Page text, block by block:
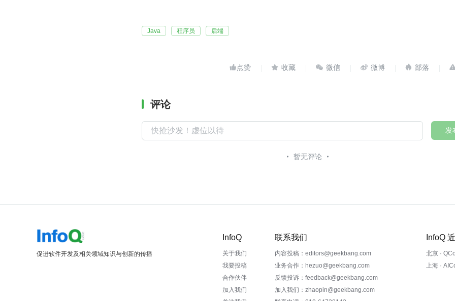
Java 程序员 后端
    
评论
发
暂无评论
促进软件开发及相关领域知识与创新的传播
InfoQ
关于我们
我要投稿
合作伙伴
加入我们
联系我们
内容投稿：editors@geekbang.com
业务合作：hezuo@geekbang.com
反馈投诉：feedback@geekbang.com
加入我们：zhaopin@geekbang.com
InfoQ
北京 ·
上海 ·